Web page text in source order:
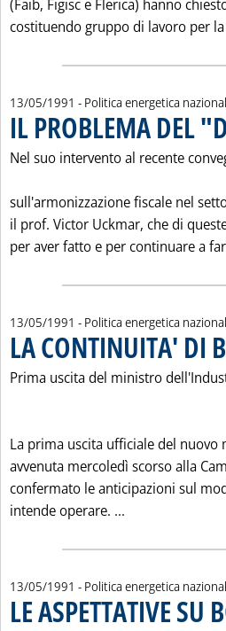
(Faib, Figisc e Flerica) hanno
costituendo gruppo di lavoro per
13/05/1991 - Politica energetica
IL PROBLEMA DEL
Nel suo intervento al recente
sull'armonizzazione fiscale nel
il prof. Victor Uckmar, che di
per aver fatto e per continuare a
13/05/1991 - Politica energetica
LA CONTINUITA' DI
Prima uscita del ministro
La prima uscita ufficiale del
avvenuta mercoledì scorso alla
confermato le anticipazioni sul
intende operare. ...
13/05/1991 - Politica energetica
LE ASPETTATIVE SU